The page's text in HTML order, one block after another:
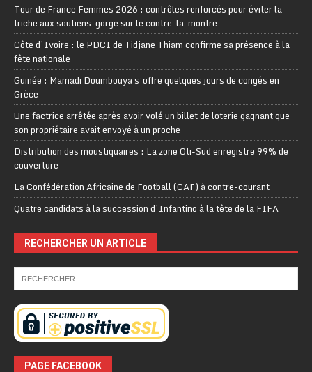
Tour de France Femmes 2026 : contrôles renforcés pour éviter la
triche aux soutiens-gorge sur le contre-la-montre
Côte d’Ivoire : le PDCI de Tidjane Thiam confirme sa présence à la
fête nationale
Guinée : Mamadi Doumbouya s’offre quelques jours de congés en
Grèce
Une factrice arrêtée après avoir volé un billet de loterie gagnant que
son propriétaire avait envoyé à un proche
Distribution des moustiquaires : La zone Oti-Sud enregistre 99% de
couverture
La Confédération Africaine de Football (CAF) à contre-courant
Quatre candidats à la succession d’Infantino à la tête de la FIFA
RECHERCHER UN ARTICLE
PAGE FACEBOOK